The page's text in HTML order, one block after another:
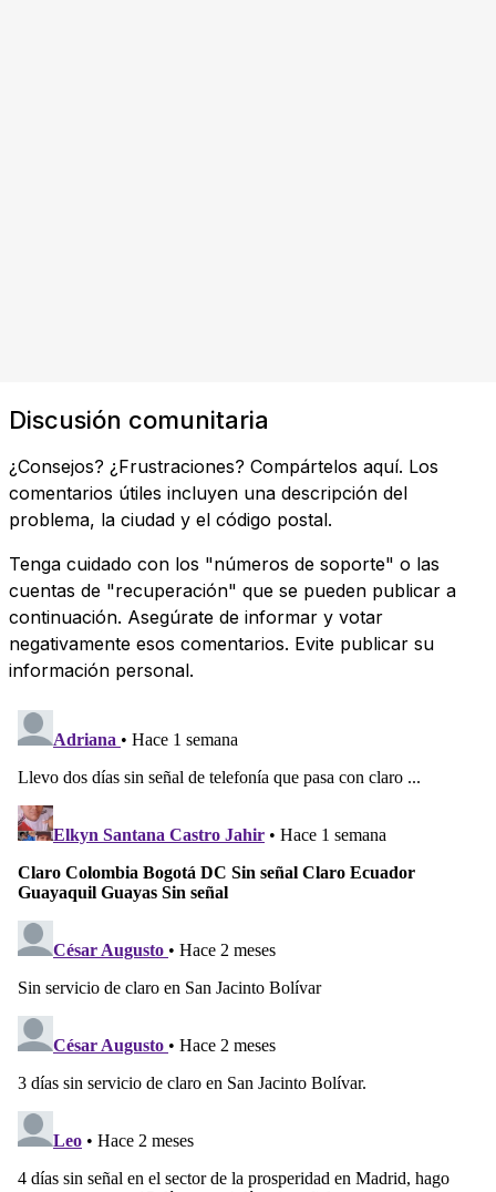
Discusión comunitaria
¿Consejos? ¿Frustraciones? Compártelos aquí. Los
comentarios útiles incluyen una descripción del
problema, la ciudad y el código postal.
Tenga cuidado con los "números de soporte" o las
cuentas de "recuperación" que se pueden publicar a
continuación. Asegúrate de informar y votar
negativamente esos comentarios. Evite publicar su
información personal.